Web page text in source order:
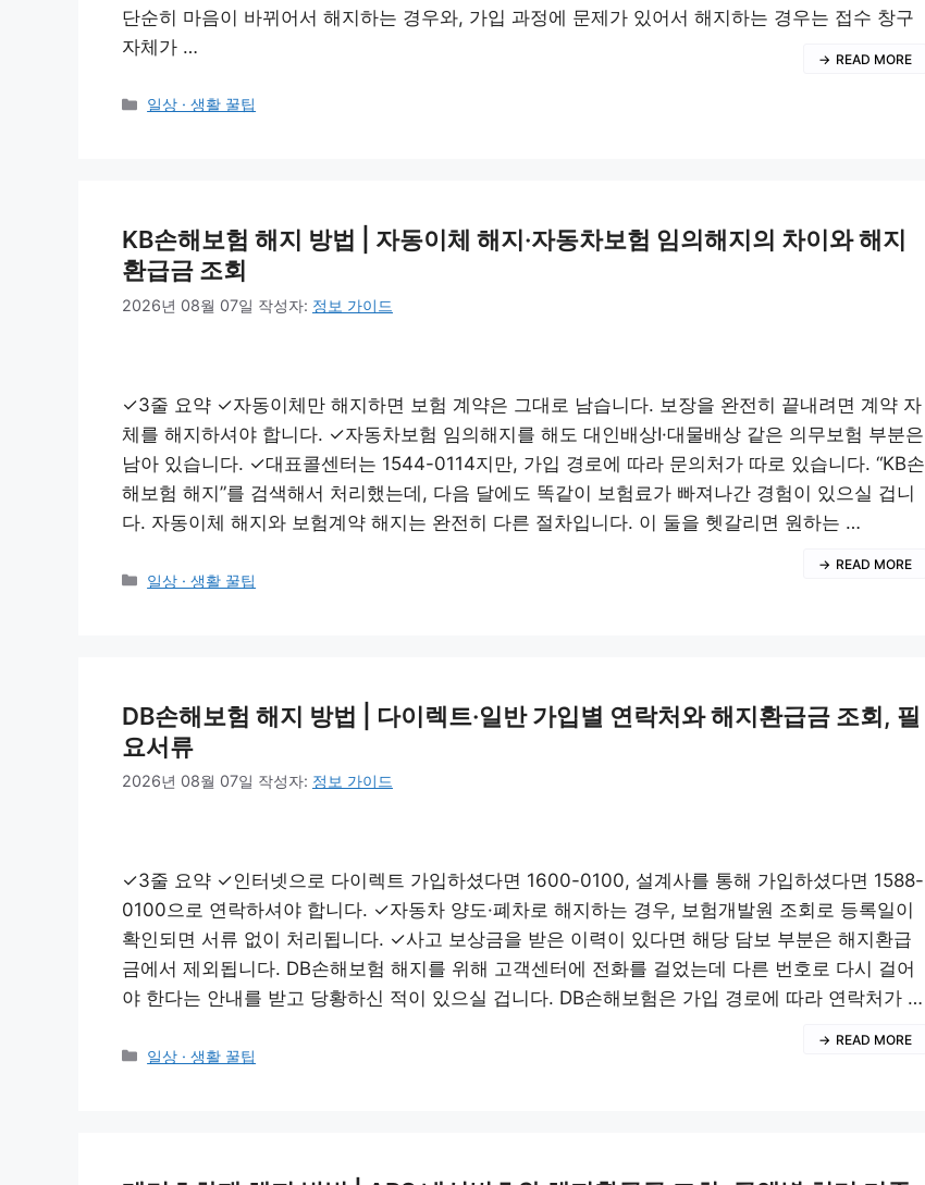
단순히 마음이 바뀌어서 해지하는 경우와, 가입 과정에 문제가 있어서 해지하는 경우는 접수 창구
자체가 …
READ MORE
카
일상 · 생활 꿀팁
KB손해보험 해지 방법 | 자동이체 해지·자동차보험 임의해지의 차이와 해지
환급금 조회
2026년 08월 07일 작성자: 정보 가이드
✓3줄 요약 ✓자동이체만 해지하면 보험 계약은 그대로 남습니다. 보장을 완전히 끝내려면 계약 자
체를 해지하셔야 합니다. ✓자동차보험 임의해지를 해도 대인배상Ⅰ·대물배상 같은 의무보험 부분은
남아 있습니다. ✓대표콜센터는 1544-0114지만, 가입 경로에 따라 문의처가 따로 있습니다. “KB손
해보험 해지”를 검색해서 처리했는데, 다음 달에도 똑같이 보험료가 빠져나간 경험이 있으실 겁니
다. 자동이체 해지와 보험계약 해지는 완전히 다른 절차입니다. 이 둘을 헷갈리면 원하는 …
READ MORE
카
일상 · 생활 꿀팁
DB손해보험 해지 방법 | 다이렉트·일반 가입별 연락처와 해지환급금 조회, 필
요서류
2026년 08월 07일 작성자: 정보 가이드
✓3줄 요약 ✓인터넷으로 다이렉트 가입하셨다면 1600-0100, 설계사를 통해 가입하셨다면 1588-
0100으로 연락하셔야 합니다. ✓자동차 양도·폐차로 해지하는 경우, 보험개발원 조회로 등록일이
확인되면 서류 없이 처리됩니다. ✓사고 보상금을 받은 이력이 있다면 해당 담보 부분은 해지환급
금에서 제외됩니다. DB손해보험 해지를 위해 고객센터에 전화를 걸었는데 다른 번호로 다시 걸어
야 한다는 안내를 받고 당황하신 적이 있으실 겁니다. DB손해보험은 가입 경로에 따라 연락처가 …
READ MORE
카
일상 · 생활 꿀팁